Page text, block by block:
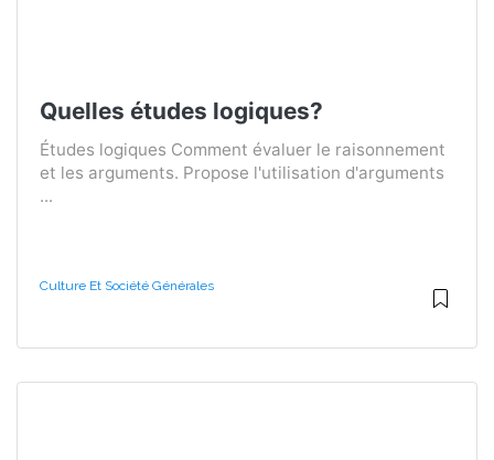
Quelles études logiques?
Études logiques Comment évaluer le raisonnement
et les arguments. Propose l'utilisation d'arguments
...
Culture Et Société Générales